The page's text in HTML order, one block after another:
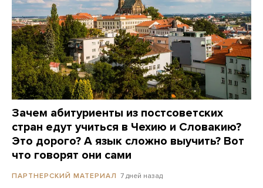
Зачем абитуриенты из постсоветских
стран едут учиться в Чехию и Словакию?
Это дорого? А язык сложно выучить? Вот
что говорят они сами
ПАРТНЕРСКИЙ МАТЕРИАЛ 7 дней назад